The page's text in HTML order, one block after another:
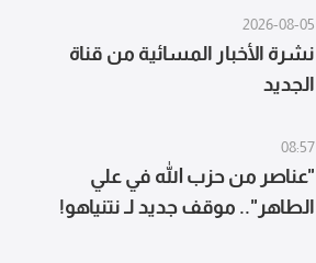
2026-08-05
نشرة الأخبار المسائية من قناة
الجديد
08:57
"عناصر من حزب الله في علي
الطاهر".. موقف جديد لـ نتنياهو!